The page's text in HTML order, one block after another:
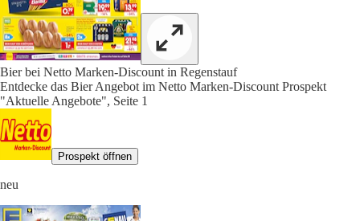
Bier bei Netto Marken-Discount in Regenstauf
Entdecke das Bier Angebot im Netto Marken-Discount Prospekt
"Aktuelle Angebote", Seite 1
Prospekt öffnen
neu